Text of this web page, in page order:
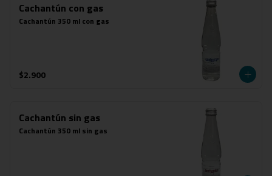
Cachantún con gas
Cachantún 350 ml con gas
$2.900
Cachantún sin gas
Cachantún 350 ml sin gas